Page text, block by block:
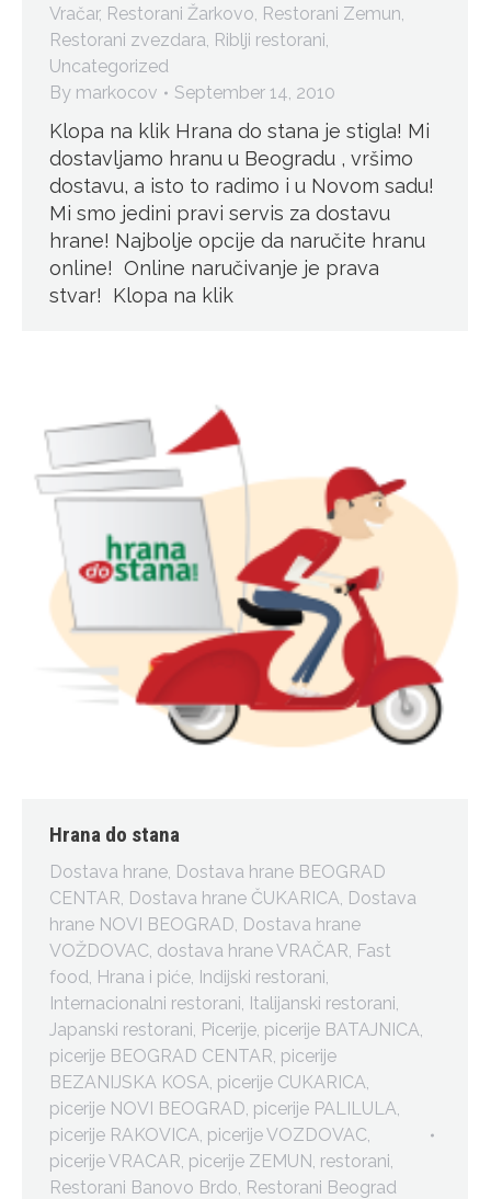
Vračar, Restorani Žarkovo, Restorani Zemun,
Restorani zvezdara, Riblji restorani,
Uncategorized
By markocov September 14, 2010
Klopa na klik Hrana do stana je stigla! Mi
dostavljamo hranu u Beogradu , vršimo
dostavu, a isto to radimo i u Novom sadu!
Mi smo jedini pravi servis za dostavu
hrane! Najbolje opcije da naručite hranu
online! Online naručivanje je prava
stvar! Klopa na klik
Hrana do stana
Dostava hrane, Dostava hrane BEOGRAD
CENTAR, Dostava hrane ČUKARICA, Dostava
hrane NOVI BEOGRAD, Dostava hrane
VOŽDOVAC, dostava hrane VRAČAR, Fast
food, Hrana i piće, Indijski restorani,
Internacionalni restorani, Italijanski restorani,
Japanski restorani, Picerije, picerije BATAJNICA,
picerije BEOGRAD CENTAR, picerije
BEZANIJSKA KOSA, picerije CUKARICA,
picerije NOVI BEOGRAD, picerije PALILULA,
picerije RAKOVICA, picerije VOZDOVAC,
picerije VRACAR, picerije ZEMUN, restorani,
Restorani Banovo Brdo, Restorani Beograd